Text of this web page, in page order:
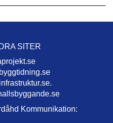
SITER
Kommunikation: